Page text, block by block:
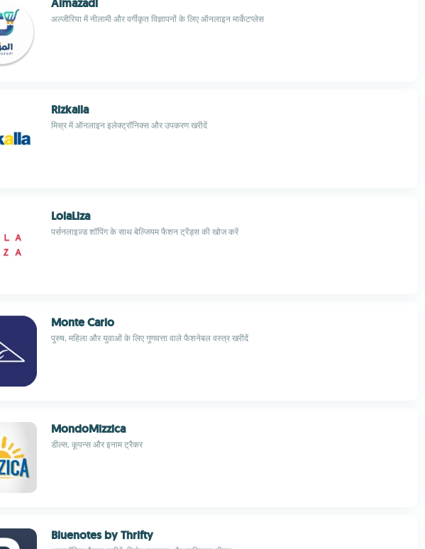
Almazadi
अल्जीरिया में नीलामी और वर्गीकृत विज्ञापनों के लिए ऑनलाइन मार्केटप्लेस
Rizkalla
मिस्र में ऑनलाइन इलेक्ट्रॉनिक्स और उपकरण खरीदें
LolaLiza
पर्सनलाइज़्ड शॉपिंग के साथ बेल्जियम फैशन ट्रेंड्स की खोज करें
Monte Carlo
पुरुष, महिला और युवाओं के लिए गुणवत्ता वाले फैशनेबल वस्त्र खरीदें
MondoMizzica
डील्स, कूपन्स और इनाम ट्रैकर
Bluenotes by Thrifty